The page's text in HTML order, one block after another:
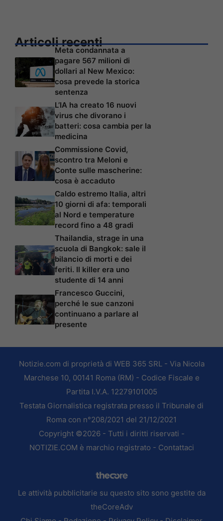
Articoli recenti
Meta condannata a
pagare 567 milioni di
dollari al New Mexico:
cosa prevede la storica
sentenza
L’IA ha creato 16 nuovi
virus che divorano i
batteri: cosa cambia per la
medicina
Commissione Covid,
scontro tra Meloni e
Conte sulle mascherine:
cosa è accaduto
Caldo estremo Italia, altri
10 giorni di afa: temporali
al Nord e temperature
record fino a 48 gradi
Thailandia, strage in una
scuola di Bangkok: sale il
bilancio di morti e dei
feriti. Il killer era uno
studente di 14 anni
Francesco Guccini,
perché le sue canzoni
continuano a parlare al
presente
Notizie.com di proprietà di WEB 365 SRL - Via Nicola
Marchese 10, 00141 Roma (RM) - Codice Fiscale e
Partita I.V.A. 12279101005
Testata Giornalistica registrata presso il Tribunale di
Roma con n°208/2021 del 21/12/2021
Copyright ©2026 - Tutti i diritti riservati -
NOTIZIE.COM è marchio registrato - Contattaci
Le attività pubblicitarie su questo sito sono gestite da
theCoreAdv